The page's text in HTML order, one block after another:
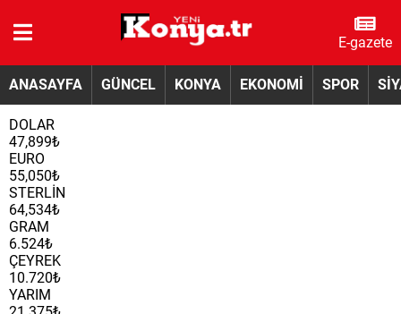
E-gazete
ANASAYFA GÜNCEL KONYA EKONOMİ SPOR
DOLAR
47,899₺
EURO
55,050₺
STERLİN
64,534₺
GRAM
6.524₺
ÇEYREK
10.720₺
YARIM